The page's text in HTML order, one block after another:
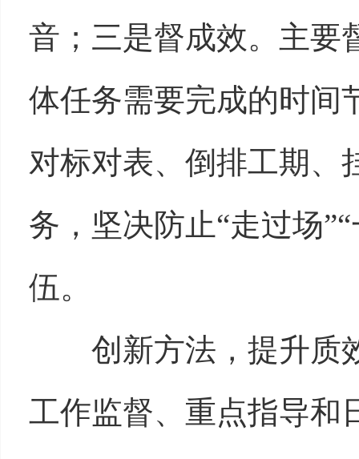
音；三是督成效。主要
体任务需要完成的时间
对标对表、倒排工期、
务，坚决防止“走过场
伍。
创新方法，提升质
工作监督、重点指导和